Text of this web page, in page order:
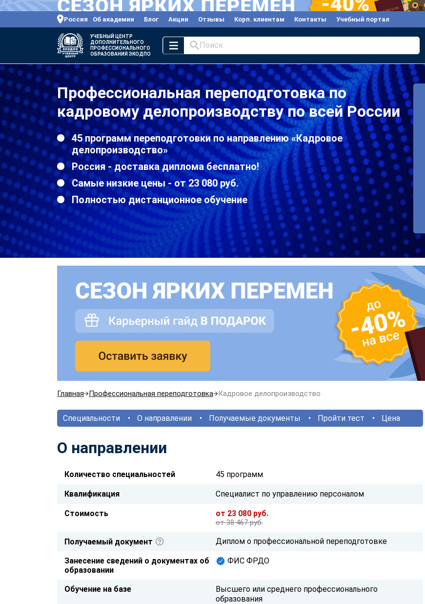
Россия Об академии Блог Акции Отзывы Корп. клиентам Контакты Учебный портал
УЧЕБНЫЙ ЦЕНТР
ДОПОЛНИТЕЛЬНОГО
ПРОФЕССИОНАЛЬНОГО
ОБРАЗОВАНИЯ ЭКОДПО
Поиск
Профессиональная переподготовка по
кадровому делопроизводству по всей России
45 программ переподготовки по направлению «Кадровое
делопроизводство»
Россия - доставка диплома бесплатно!
Самые низкие цены - от 23 080 руб.
Полностью дистанционное обучение
Главная Профессиональная переподготовка Кадровое делопроизводство
Специальности О направлении Получаемые документы Пройти тест Цена
О направлении
Количество специальностей 45 программ
Квалификация Специалист по управлению персоналом
Стоимость от 23 080 руб.
от 38 467 руб.
Получаемый документ Диплом о профессиональной переподготовке
Занесение сведений о документах об
образовании
ФИС ФРДО
Обучение на базе
Высшего или среднего профессионального
образования